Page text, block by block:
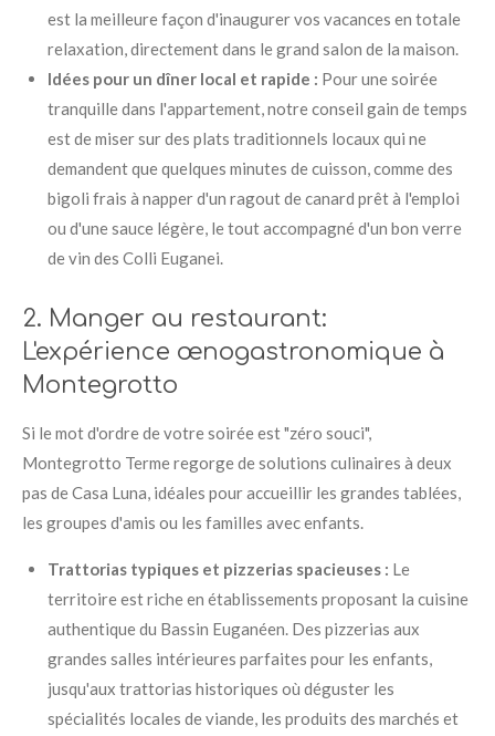
est la meilleure façon d'inaugurer vos vacances en totale
relaxation, directement dans le grand salon de la maison.
Idées pour un dîner local et rapide : Pour une soirée
tranquille dans l'appartement, notre conseil gain de temps
est de miser sur des plats traditionnels locaux qui ne
demandent que quelques minutes de cuisson, comme des
bigoli frais à napper d'un ragout de canard prêt à l'emploi
ou d'une sauce légère, le tout accompagné d'un bon verre
de vin des Colli Euganei.
2. Manger au restaurant:
L'expérience œnogastronomique à
Montegrotto
Si le mot d'ordre de votre soirée est "zéro souci",
Montegrotto Terme regorge de solutions culinaires à deux
pas de Casa Luna, idéales pour accueillir les grandes tablées,
les groupes d'amis ou les familles avec enfants.
Trattorias typiques et pizzerias spacieuses : Le
territoire est riche en établissements proposant la cuisine
authentique du Bassin Euganéen. Des pizzerias aux
grandes salles intérieures parfaites pour les enfants,
jusqu'aux trattorias historiques où déguster les
spécialités locales de viande, les produits des marchés et